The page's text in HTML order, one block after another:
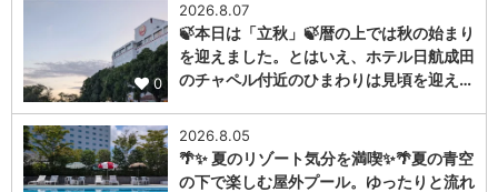
0
2026.8.07
🍃本日は「立秋」🍃暦の上では秋の始まり
を迎えました。とはいえ、ホテル日航成田
のチャペル付近のひまわりは見頃を迎え…
2026.8.05
🌴✨ 夏のリゾート気分を満喫✨🌴夏の青空
の下で楽しむ屋外プール。ゆったりと流れ